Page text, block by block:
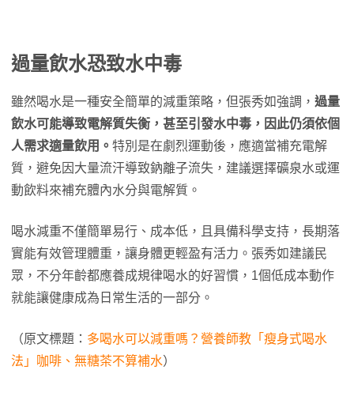
過量飲水恐致水中毒
雖然喝水是一種安全簡單的減重策略，但張秀如強調， 過量
飲水可能導致電解質失衡，甚至引發水中毒，因此仍須依個
人需求適量飲用。 特別是在劇烈運動後，應適當補充電解
質，避免因大量流汗導致鈉離子流失，建議選擇礦泉水或運
動飲料來補充體內水分與電解質。
喝水減重不僅簡單易行、成本低，且具備科學支持，長期落
實能有效管理體重，讓身體更輕盈有活力。張秀如建議民
眾，不分年齡都應養成規律喝水的好習慣，1個低成本動作
就能讓健康成為日常生活的一部分。
（原文標題： 多喝水可以減重嗎？營養師教「瘦身式喝水
法」咖啡、無糖茶不算補水）